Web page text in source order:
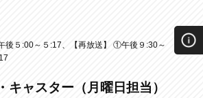
後５:00～５:17、【再放送】 ①午後９:30～
キャスター（月曜日担当）